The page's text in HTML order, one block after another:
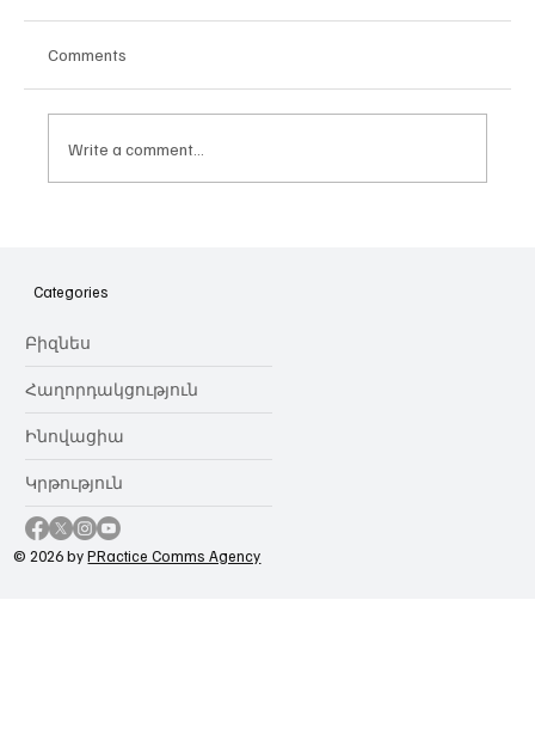
նվիրում որոշում
Comments
Write a comment...
Categories
Բիզնես
Հաղորդակցություն
Ինովացիա
Կրթություն
© 2026 byPRactice Comms Agency